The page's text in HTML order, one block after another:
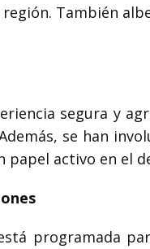
También
segura y
se han
papel activo en el
programada